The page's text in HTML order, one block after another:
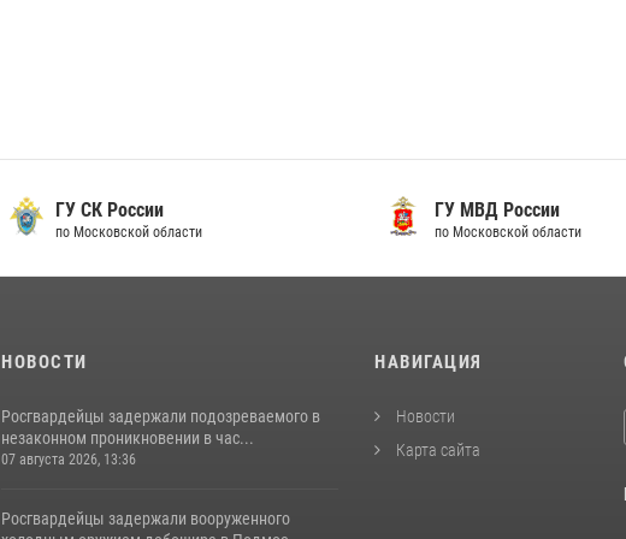
ГУ СК России
по Московской области
ГУ МВД России
по Московской области
НОВОСТИ
Росгвардейцы задержали подозреваемого в
незаконном проникновении в час...
07 августа 2026, 13:36
Росгвардейцы задержали вооруженного
НАВИГАЦИЯ
Новости
Карта сайта